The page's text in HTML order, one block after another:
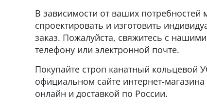
В зависимости от ваших
спроектировать и изготовить
заказ. Пожалуйста, свяжитесь с
телефону или электронной почте.
Покупайте строп канатный кольцевой
официальном сайте интернет-
онлайн и доставкой по России.